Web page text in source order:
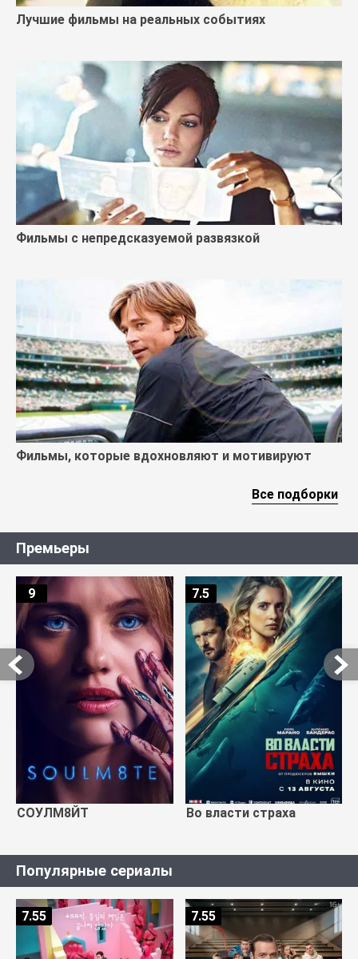
Лучшие фильмы на реальных событиях
Фильмы с непредсказуемой развязкой
Фильмы, которые вдохновляют и мотивируют
Все подборки
Премьеры
СОУЛМ8ЙТ
9
Во власти страха
7.5
Популярные сериалы
7.55 7.55